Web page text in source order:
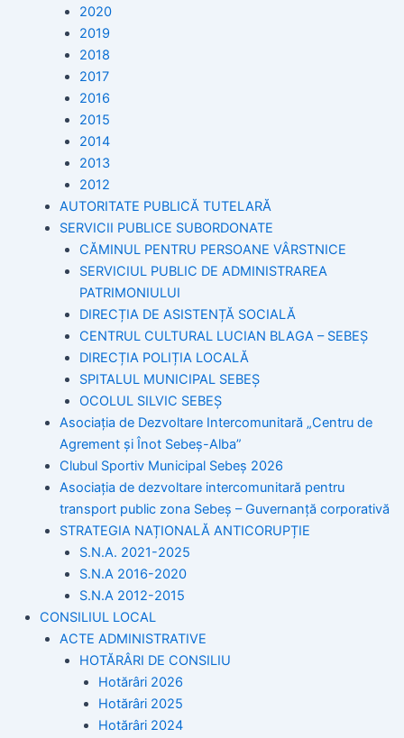
2020
2019
2018
2017
2016
2015
2014
2013
2012
AUTORITATE PUBLICĂ TUTELARĂ
SERVICII PUBLICE SUBORDONATE
CĂMINUL PENTRU PERSOANE VÂRSTNICE
SERVICIUL PUBLIC DE ADMINISTRAREA
PATRIMONIULUI
DIRECȚIA DE ASISTENȚĂ SOCIALĂ
CENTRUL CULTURAL LUCIAN BLAGA – SEBEȘ
DIRECȚIA POLIȚIA LOCALĂ
SPITALUL MUNICIPAL SEBEȘ
OCOLUL SILVIC SEBEȘ
Asociația de Dezvoltare Intercomunitară „Centru de
Agrement și Înot Sebeș-Alba”
Clubul Sportiv Municipal Sebeș 2026
Asociația de dezvoltare intercomunitară pentru
transport public zona Sebeș – Guvernanță corporativă
STRATEGIA NAȚIONALĂ ANTICORUPȚIE
S.N.A. 2021-2025
S.N.A 2016-2020
S.N.A 2012-2015
CONSILIUL LOCAL
ACTE ADMINISTRATIVE
HOTĂRÂRI DE CONSILIU
Hotărâri 2026
Hotărâri 2025
Hotărâri 2024